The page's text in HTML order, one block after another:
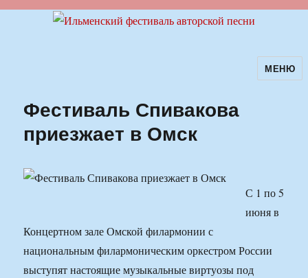
Ильменский фестиваль авторскойМЕНЮ
Фестиваль Спивакова
приезжает в Омск
С 1 по 5
июня в
Концертном зале Омской филармонии с
национальным филармоническим оркестром России
выступят настоящие музыкальные виртуозы под